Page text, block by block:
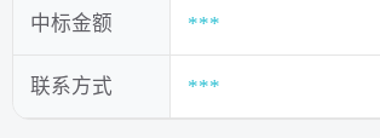
中标金额 ***
联系方式 ***